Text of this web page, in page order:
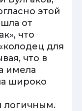
этой
от
что
для
что в
имела
широко
логичным.